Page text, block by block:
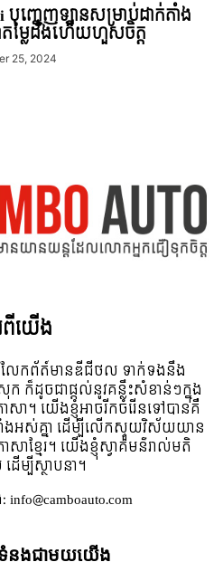
បញ្ចេញឡានសម្រាប់ដាក់តាំង
ម្លៃដឹងហើយហួសចិត្ត
25, 2024
យើង
រំលែកព័ត៍មានឌីជីថល ទាក់ទងនឹង
ក៏ដូចជាផ្តល់នូវគន្លឹះសំខាន់ៗក្នុង
ាសា។ យើងខ្ញុំអាចរីកចំរើនទៅបានគឺ
ងអស់គ្នា ដើម្បីលើកស្ទួយវិស័យយាន
សាខ្មែរ។ យើងខ្ញុំស្វាគមន៌រាល់មតិ
ម្បីស្ថាបនា។
info@camboauto.com
ទំនងជាមួយយើង